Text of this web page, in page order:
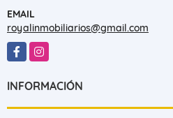
EMAIL
royalinmobiliarios@gmail.com
FacebookInstagram
INFORMACIÓN